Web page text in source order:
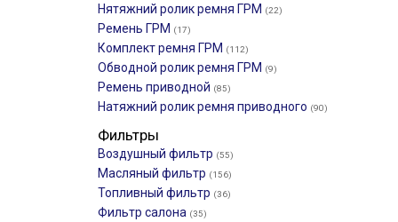
Нятяжний ролик ремня ГРМ (22)
Ремень ГРМ (17)
Комплект ремня ГРМ (112)
Обводной ролик ремня ГРМ (9)
Ремень приводной (85)
Натяжний ролик ремня приводного (90)
Фильтры
Воздушный фильтр (55)
Масляный фильтр (156)
Топливный фильтр (36)
Фильтр салона (35)